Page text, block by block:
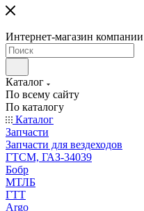
Интернет-магазин
Каталог
По всему сайту
По каталогу
Каталог
Запчасти
Запчасти для вездеходов
ГТСМ, ГАЗ-34039
Бобр
МТЛБ
ГТТ
Argo